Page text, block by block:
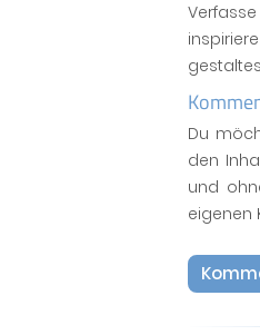
Du
den
und
eigenen